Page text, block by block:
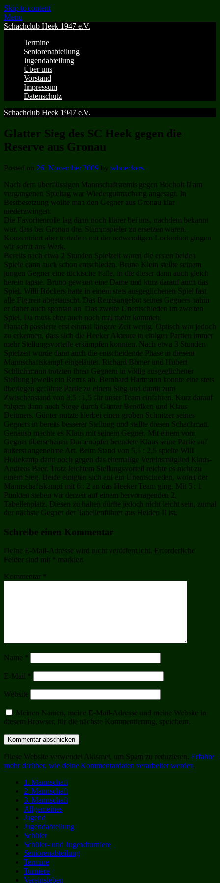
Skip to content
Menu
Schachclub Heek 1947 e.V.
Termine
Seniorenabteilung
Jugendabteilung
Über uns
Vorstand
Impressum
Datenschutz
Schachclub Heek 1947 e.V.
Glatter Sieg des SC Heek gegen die
Reserve aus Gronau
Posted on 26. November 2009 by wboeckers
Nach dem überflüssigen Mannschaftsremis gegen Bocholt II am
vergangenen Spieltag war Wiedergutmachung angesagt. In
Bestbesetzung wollte man den Gegner aus Gronau klar
niederzwingen.
Die Favoritenrolle lag dann noch klarer bei uns, nachdem bekannt
war, dass bei Gronau drei Stammspieler zu ersetzen waren.
Konzentriert aber trotzdem mit der notwendigen Lockerheit gingen
wir somit ans Werk.
Bereits nach etwa 2 Stunden Spielzeit waren die ersten beiden
Spiele dann auch schon entschieden. Bruno Klein stellte seinem
jungen Gegner eine tückische Falle, in die dieser dann auch gleich
herein tapste. Bruno gewann eine Dame und kurz darauf auch das
Spiel. Willi Böckers hatte in einem stets ausgeglichenen Spiel fast
alle Figuren abgetauscht. Das Remisangebot seines Gegners nahm
er daher auch spontan an. Das zweite Unentschieden im zweiten
Spiel. Da muss aber auch noch mal mehr kommen.
Danach passierte erst einmal längere Zeit wenig. Optisch war jedoch
zu erkennen, dass sich die Heeker Akteure in einigen Partien immer
mehr Stellungsvorteile erkämpfen konnten. Nach etwa 3 Stunden
Spielzeit wurde dann auch die entscheidende Phase in diesem
Mannschaftskampf eingeläutet. Richard Bömer und Hubert
Schlichtmann trotzten ihren Gegnern in völlig ausgeglichener
Stellung jeweils ein Remis ab. Bernhard Hartmann konnte eine stets
überlegen geführte Partie zu einem Sieg und damit zum
Zwischenstand von 3,5 : 1,5 für unser Team einfahren. Kurz darauf
folgten dann auch Siege durch Günter Benölken und Klaus
Deitmers. Günter nutzte hierbei einen groben Schnitzer seines
Gegners in bereits besserer Stellung und stellte diesen Schachmatt.
Genauso machte es Klaus mit seinem Gegner. Mit einem vom
Gegner übersehenen Damenopfer beendete Klaus seine Partie auf
äußerst angenehme Art. Beim Stand von 5,5 : 2,5 spielte Willi
Hollekamp dann noch gegen das ehemalige Vereinsmitglied Klaus-
Andreas Baer. Trotz leichtem Stellungsvorteil reichte es nicht zu
einem Sieg. Beide einigten sich auf ein Unentschieden, womit der
Mannschaftskampf mit 6 : 2 an das Heeker Team ging. Mit 5 : 1
Punkten stehen wir derzeit auf einem hervorragenden 2.
Tabellenplatz. Diesen zu halten dürfte jedoch nicht leicht sein, zumal
der nächste Gegner der Tabellenführer aus Heiden II ist.
Schreibe einen Kommentar
Deine E-Mail-Adresse wird nicht veröffentlicht. Erforderliche
Felder sind mit * markiert
Kommentar *
Name *
E-Mail *
Website
Meinen Namen, meine E-Mail-Adresse und meine Website in
diesem Browser, für die nächste Kommentierung, speichern.
Diese Website verwendet Akismet, um Spam zu reduzieren. Erfahre
mehr darüber, wie deine Kommentardaten verarbeitet werden.
1. Mannschaft
2. Mannschaft
3. Mannschaft
Allgemeines
Jugend
Jugendabteilung
Schüler
Schüler- und Jugendturniere
Seniorenabteilung
Termine
Turniere
Vereinsleben